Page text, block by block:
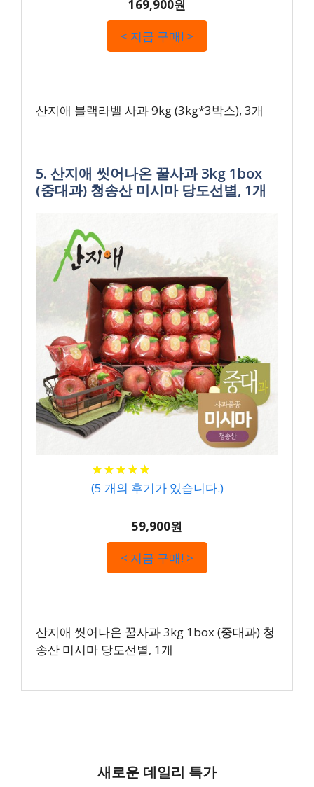
169,900원
< 지금 구매! >
산지애 블랙라벨 사과 9kg (3kg*3박스), 3개
5. 산지애 씻어나온 꿀사과 3kg 1box
(중대과) 청송산 미시마 당도선별, 1개
★★★★★
★★★★★
(5 개의 후기가 있습니다.)
59,900원
< 지금 구매! >
산지애 씻어나온 꿀사과 3kg 1box (중대과) 청
송산 미시마 당도선별, 1개
새로운 데일리 특가